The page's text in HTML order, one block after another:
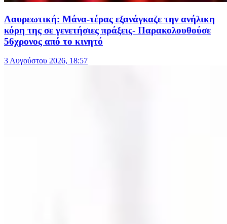
Λαυρεωτική: Μάνα-τέρας εξανάγκαζε την ανήλικη
κόρη της σε γενετήσιες πράξεις- Παρακολουθούσε
56χρονος από το κινητό
3 Αυγούστου 2026, 18:57